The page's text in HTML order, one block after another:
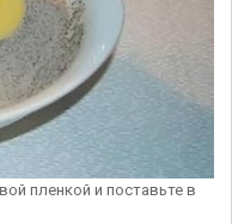
пленкой и поставьте в